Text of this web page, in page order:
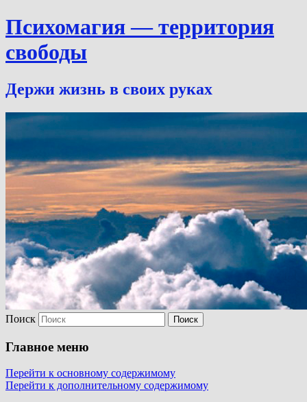
Психомагия — территория
свободы
Держи жизнь в своих руках
Поиск
Главное меню
Перейти к основному содержимому
Перейти к дополнительному содержимому